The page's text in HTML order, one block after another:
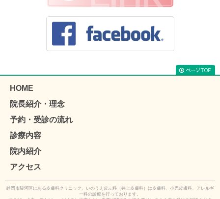
HOME
院長紹介・理念
予約・受診の流れ
診療内容
院内紹介
アクセス
静岡市駿河区にある皮膚科クリニック、いのうえ皮ふ科（井上皮膚科）は皮膚科、小児皮膚科、アレルギ
ー科の診療を行っております。